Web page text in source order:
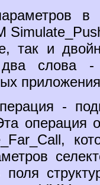
в
так и
слова -
-
операция